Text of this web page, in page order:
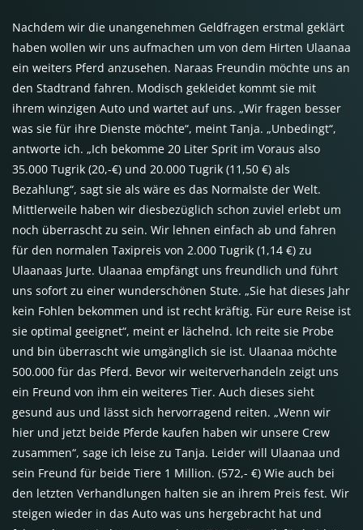
Nachdem wir die unangenehmen Geldfragen erstmal geklärt
haben wollen wir uns aufmachen um von dem Hirten Ulaanaa
ein weiters Pferd anzusehen. Naraas Freundin möchte uns an
den Stadtrand fahren. Modisch gekleidet kommt sie mit
ihrem winzigen Auto und wartet auf uns. „Wir fragen besser
was sie für ihre Dienste möchte“, meint Tanja. „Unbedingt“,
antworte ich. „Ich bekomme 20 Liter Sprit im Voraus also
35.000 Tugrik (20,-€) und 20.000 Tugrik (11,50 €) als
Bezahlung“, sagt sie als wäre es das Normalste der Welt.
Mittlerweile haben wir diesbezüglich schon zuviel erlebt um
noch überrascht zu sein. Wir lehnen einfach ab und fahren
für den normalen Taxipreis von 2.000 Tugrik (1,14 €) zu
Ulaanaas Jurte. Ulaanaa empfängt uns freundlich und führt
uns sofort zu einer wunderschönen Stute. „Sie hat dieses Jahr
kein Fohlen bekommen und ist recht kräftig. Für eure Reise ist
sie optimal geeignet“, meint er lächelnd. Ich reite sie Probe
und bin überrascht wie umgänglich sie ist. Ulaanaa möchte
500.000 für das Pferd. Bevor wir weiterverhandeln zeigt uns
ein Freund von ihm ein weiteres Tier. Auch dieses sieht
gesund aus und lässt sich hervorragend reiten. „Wenn wir
hier und jetzt beide Pferde kaufen haben wir unsere Crew
zusammen“, sage ich leise zu Tanja. Leider will Ulaanaa und
sein Freund für beide Tiere 1 Million. (572,- €) Wie auch bei
den letzten Verhandlungen halten sie an ihrem Preis fest. Wir
steigen wieder in das Auto was uns hergebracht hat und